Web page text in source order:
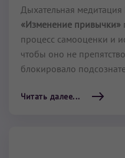
Дыхательная
«Изменение привычки»
процесс самооценки и
чтобы оно не
блокировало
Читать далее...